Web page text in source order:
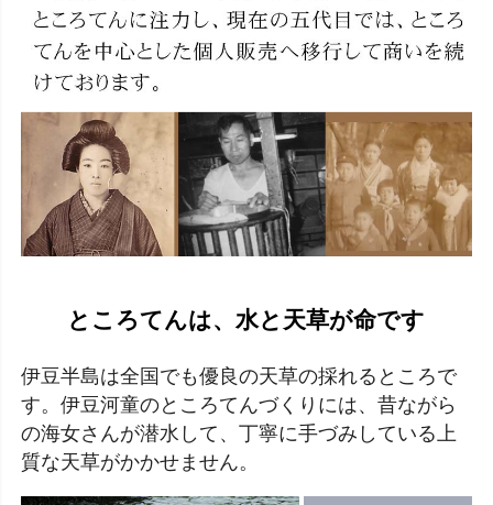
ところてんは、水と天草が命です
伊豆半島は全国でも優良の天草の採れるところで
す。伊豆河童のところてんづくりには、昔ながら
の海女さんが潜水して、丁寧に手づみしている上
質な天草がかかせません。